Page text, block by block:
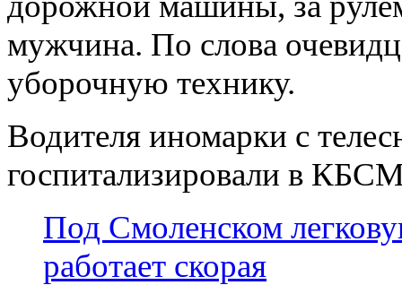
мужчина. По слова
уборочную технику.
Водителя иномарки с
госпитализировали в
Под Смоленском
работает скорая